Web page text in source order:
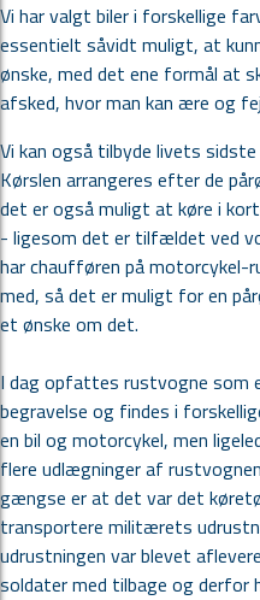
Vi har valgt biler i forskellige
essentielt såvidt muligt, at
ønske, med det ene formål at
afsked, hvor man kan ære og
Vi kan også tilbyde livets
Kørslen arrangeres efter de
det er også muligt at køre i
- ligesom det er tilfældet ved
har chaufføren på motorcykel-
med, så det er muligt for en
et ønske om det.
I dag opfattes rustvogne som
begravelse og findes i
en bil og motorcykel, men
flere udlægninger af
gængse er at det var det
transportere militærets
udrustningen var blevet
soldater med tilbage og derfor